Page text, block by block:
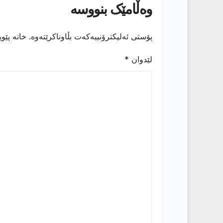
وەڵامێک بنووسە
پۆستی ئەلیکترۆنییەکەت بڵاوناکرێتەوە. خانە
لێدوان *